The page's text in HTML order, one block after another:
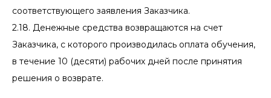
соответствующего заявления Заказчика.
2.18. Денежные средства возвращаются на счет
Заказчика, с которого производилась оплата обучения,
в течение 10 (десяти) рабочих дней после принятия
решения о возврате.